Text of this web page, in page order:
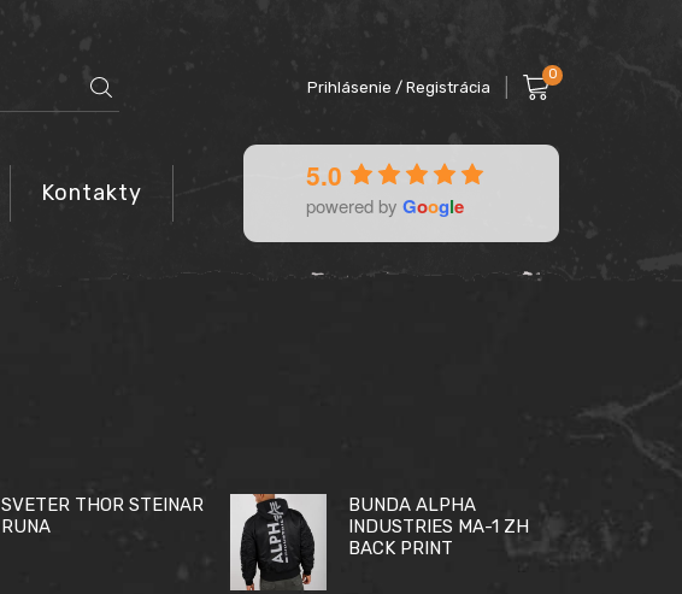
Prihlásenie / Registrácia
0
Kontakty 5.0
powered by Google
SVETER THOR STEINAR
RUNA
BUNDA ALPHA
INDUSTRIES MA-1 ZH
BACK PRINT